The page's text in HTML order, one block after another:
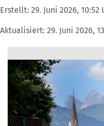
Erstellt: 29. Juni 2026, 10:52
Aktualisiert: 29. Juni 2026,